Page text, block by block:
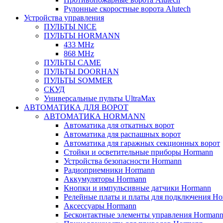
Рулонные скоростные ворота Alutech
Устройства управления
ПУЛЬТЫ NICE
ПУЛЬТЫ HORMANN
433 MHz
868 MHz
ПУЛЬТЫ CAME
ПУЛЬТЫ DOORHAN
ПУЛЬТЫ SOMMER
СКУД
Универсальные пульты UltraMax
АВТОМАТИКА ДЛЯ ВОРОТ
АВТОМАТИКА HORMANN
Автоматика для откатных ворот
Автоматика для распашных ворот
Автоматика для гаражных секционных ворот
Стойки и осветительные приборы Hormann
Устройства безопасности Hormann
Радиоприемники Hormann
Аккумуляторы Hormann
Кнопки и импульсивные датчики Hormann
Релейные платы и платы для подключения
Аксессуары Hormann
Бесконтактные элементы управления Hormann